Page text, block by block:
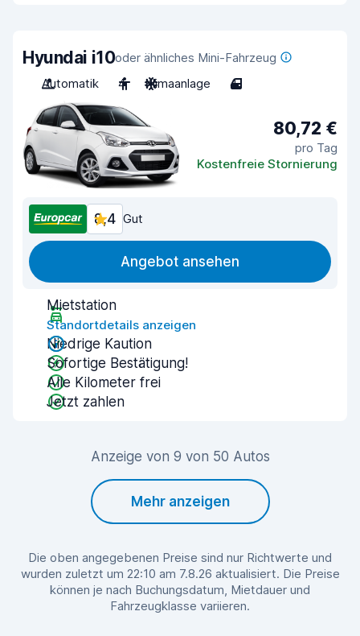
Hyundai i10oder ähnliches Mini-Fahrzeug
Automatik
4 Klimaanlage 4
80,72 €
pro Tag
Kostenfreie Stornierung
8,4 Gut
Angebot ansehen
Mietstation
Standortdetails anzeigen
Niedrige Kaution
Sofortige Bestätigung!
Alle Kilometer frei
Jetzt zahlen
Anzeige von 9 von 50 Autos
Mehr anzeigen
Die oben angegebenen Preise sind nur Richtwerte und
wurden zuletzt um 22:10 am 7.8.26 aktualisiert. Die Preise
können je nach Buchungsdatum, Mietdauer und
Fahrzeugklasse variieren.